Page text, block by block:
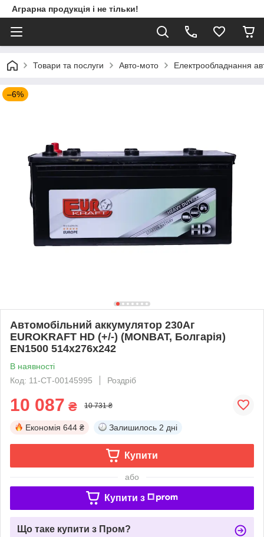
Аграрна продукція і не тільки!
Товари та послуги Авто-мото Електрообладнання
–6%
Автомобільний аккумулятор 230Aг
EUROKRAFT HD (+/-) (MONBAT, Болгарія)
EN1500 514x276x242
В наявності
Код: 11-СТ-00145995
Роздріб
10 087 ₴ 10 731 ₴
Економія 644 ₴ Залишилось 2 дні
Купити
або
Купити з
Що таке купити з Пром?